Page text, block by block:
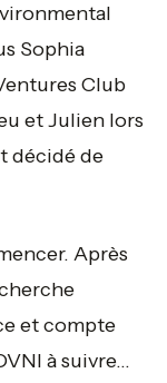
Sophia
Club
et Julien lors
décidé de
Après
et compte
à suivre…